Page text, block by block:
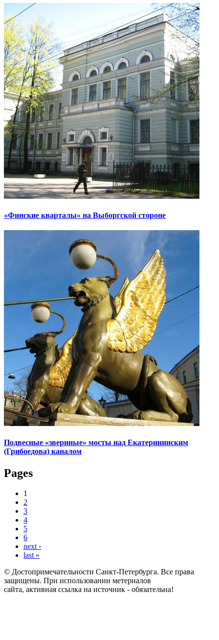
«Финские кварталы» на Выборгской стороне
Подвесные «звериные» мосты над Екатерининским
(Грибоедова) каналом
Pages
1
2
3
4
5
6
next ›
last »
© Достопримечательности Санкт-Петербурга. Все права
защищены. При использовании метериалов
сайта, активная ссылка на источник - обязательна!